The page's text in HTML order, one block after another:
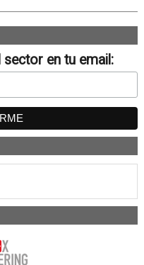
sector en tu email: